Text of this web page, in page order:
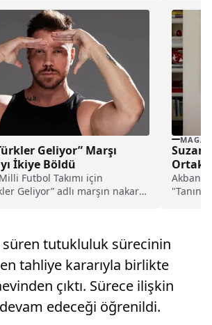
Geliyor” Marşı
İkiye Böldü
Futbol Takımı için
Geliyor” adlı marşın nakarat
Suzan
Ortak
Akbank
süren tutukluluk sürecinin
tahliye kararıyla birlikte
çıktı. Sürece ilişkin
edeceği öğrenildi.